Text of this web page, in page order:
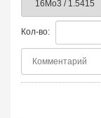
Кол-во: